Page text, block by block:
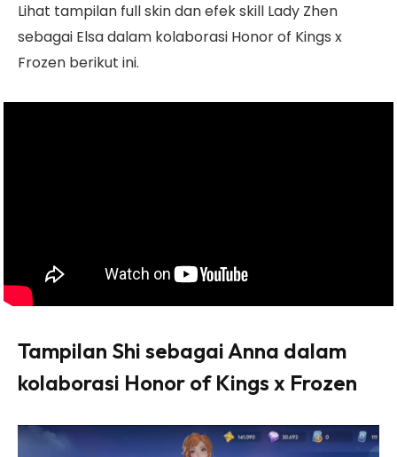
Lihat tampilan full skin dan efek skill Lady Zhen
sebagai Elsa dalam kolaborasi Honor of Kings x
Frozen berikut ini.
Tampilan Shi sebagai Anna dalam
kolaborasi Honor of Kings x Frozen